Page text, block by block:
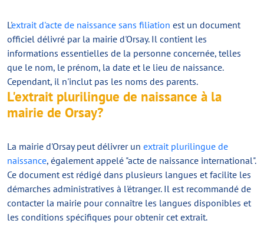
L'extrait d'acte de naissance sans filiation est un document
officiel délivré par la mairie d'Orsay. Il contient les
informations essentielles de la personne concernée, telles
que le nom, le prénom, la date et le lieu de naissance.
Cependant, il n'inclut pas les noms des parents.
L'extrait plurilingue de naissance à la
mairie de Orsay?
La mairie d'Orsay peut délivrer un extrait plurilingue de
naissance, également appelé "acte de naissance international".
Ce document est rédigé dans plusieurs langues et facilite les
démarches administratives à l'étranger. Il est recommandé de
contacter la mairie pour connaître les langues disponibles et
les conditions spécifiques pour obtenir cet extrait.